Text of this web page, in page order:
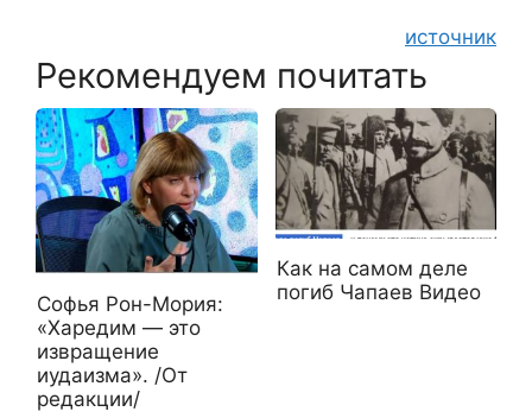
источник
Рекомендуем почитать
Софья Рон-Мория:
«Харедим — это
извращение
иудаизма». /От
редакции/
Как на самом деле
погиб Чапаев Видео